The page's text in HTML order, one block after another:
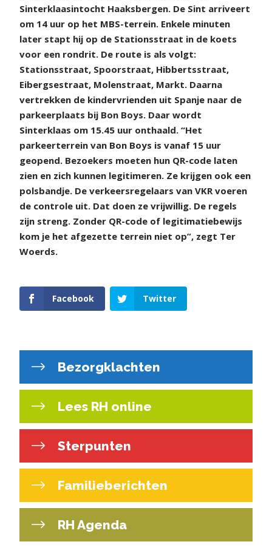
Sinterklaasintocht Haaksbergen. De Sint arriveert
om 14 uur op het MBS-terrein. Enkele minuten
later stapt hij op de Stationsstraat in de koets
voor een rondrit. De route is als volgt:
Stationsstraat, Spoorstraat, Hibbertsstraat,
Eibergsestraat, Molenstraat, Markt. Daarna
vertrekken de kindervrienden uit Spanje naar de
parkeerplaats bij Bon Boys. Daar wordt
Sinterklaas om 15.45 uur onthaald. “Het
parkeerterrein van Bon Boys is vanaf 15 uur
geopend. Bezoekers moeten hun QR-code laten
zien en zich kunnen legitimeren. Ze krijgen ook een
polsbandje. De verkeersregelaars van VKR voeren
de controle uit. Dat doen ze vrijwillig. De regels
zijn streng. Zonder QR-code of legitimatiebewijs
kom je het afgezette terrein niet op”, zegt Ter
Woerds.
Facebook Twitter
Bezorgklachten
Lees RH online
Sterpunten
Familieberichten
RH Agenda